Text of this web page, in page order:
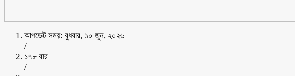
আপডেট সময়: বুধবার, ১০ জুন, ২০২৬
/
১৭৮ বার
/